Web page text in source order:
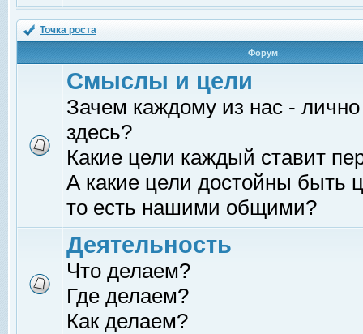
Точка роста
Форум
Смыслы и цели
Зачем каждому из нас -
здесь?
Какие цели каждый ставит
А какие цели достойны быть
то есть нашими общими?
Деятельность
Что делаем?
Где делаем?
Как делаем?